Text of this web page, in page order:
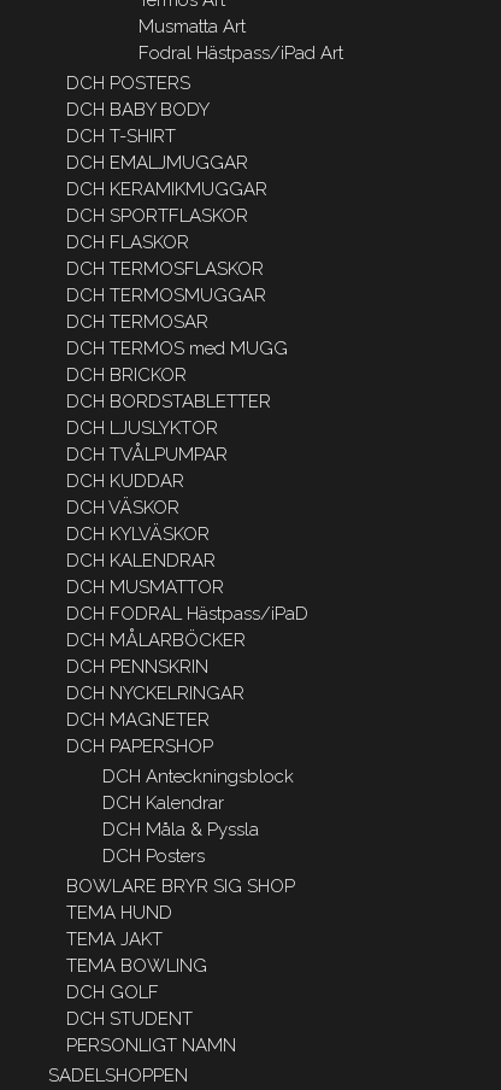
Musmatta Art
Fodral Hästpass/iPad Art
DCH POSTERS
DCH BABY BODY
DCH T-SHIRT
DCH EMALJMUGGAR
DCH KERAMIKMUGGAR
DCH SPORTFLASKOR
DCH FLASKOR
DCH TERMOSFLASKOR
DCH TERMOSMUGGAR
DCH TERMOSAR
DCH TERMOS med MUGG
DCH BRICKOR
DCH BORDSTABLETTER
DCH LJUSLYKTOR
DCH TVÅLPUMPAR
DCH KUDDAR
DCH VÄSKOR
DCH KYLVÄSKOR
DCH KALENDRAR
DCH MUSMATTOR
DCH FODRAL Hästpass/iPaD
DCH MÅLARBÖCKER
DCH PENNSKRIN
DCH NYCKELRINGAR
DCH MAGNETER
DCH PAPERSHOP
DCH Anteckningsblock
DCH Kalendrar
DCH Måla & Pyssla
DCH Posters
BOWLARE BRYR SIG SHOP
TEMA HUND
TEMA JAKT
TEMA BOWLING
DCH GOLF
DCH STUDENT
PERSONLIGT NAMN
SADELSHOPPEN